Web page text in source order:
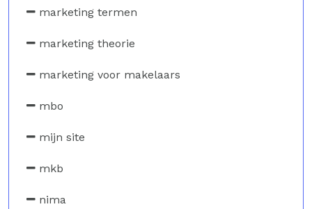
marketing termen
marketing theorie
marketing voor makelaars
mbo
mijn site
mkb
nima